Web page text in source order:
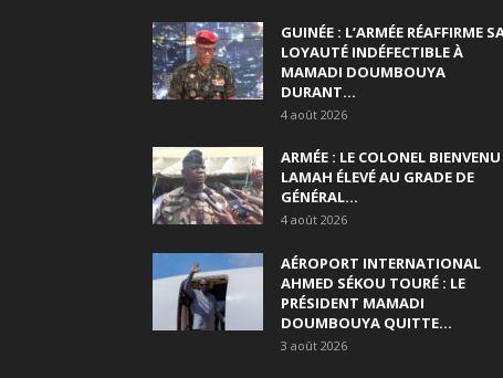
GUINÉE : L’ARMÉE RÉAFFIRME
LOYAUTÉ INDÉFECTIBLE À
MAMADI DOUMBOUYA
DURANT...
4 août 2026
ARMÉE : LE COLONEL BIENVENU
LAMAH ÉLEVÉ AU GRADE DE
GÉNÉRAL...
4 août 2026
AÉROPORT INTERNATIONAL
AHMED SÉKOU TOURÉ : LE
PRÉSIDENT MAMADI
DOUMBOUYA QUITTE...
3 août 2026